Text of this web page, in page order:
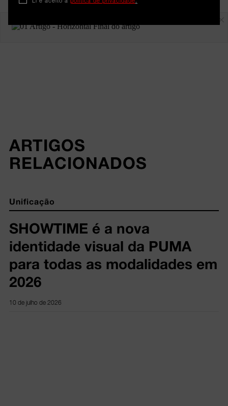
ARTIGOS
RELACIONADOS
Unificação
SHOWTIME é a nova
identidade visual da PUMA
para todas as modalidades em
2026
10 de julho de 2026